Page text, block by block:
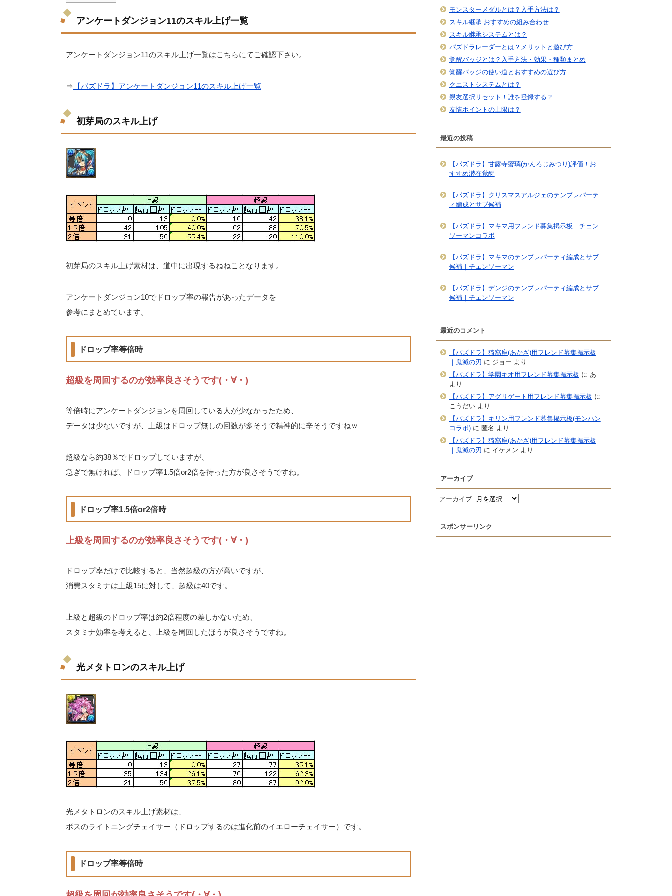
アンケートダンジョン11のスキル上げ一覧
アンケートダンジョン11のスキル上げ一覧はこちらにてご確認下さい。
⇒ 【パズドラ】アンケートダンジョン11のスキル上げ一覧
初芽局のスキル上げ
初芽局のスキル上げ素材は、道中に出現するねねことなります。
アンケートダンジョン10でドロップ率の報告があったデータを
参考にまとめています。
ドロップ率等倍時
超級を周回するのが効率良さそうです(・∀・)
等倍時にアンケートダンジョンを周回している人が少なかったため、
データは少ないですが、上級はドロップ無しの回数が多そうで精神的に辛そうですねｗ
超級なら約38％でドロップしていますが、
急ぎで無ければ、ドロップ率1.5倍or2倍を待った方が良さそうですね。
ドロップ率1.5倍or2倍時
上級を周回するのが効率良さそうです(・∀・)
ドロップ率だけで比較すると、当然超級の方が高いですが、
消費スタミナは上級15に対して、超級は40です。
上級と超級のドロップ率は約2倍程度の差しかないため、
スタミナ効率を考えると、上級を周回したほうが良さそうですね。
光メタトロンのスキル上げ
光メタトロンのスキル上げ素材は、
ボスのライトニングチェイサー（ドロップするのは進化前のイエローチェイサー）です。
ドロップ率等倍時
モンスターメダルとは？入手方法は？
スキル継承 おすすめの組み合わせ
スキル継承システムとは？
パズドラレーダーとは？メリットと遊び方
覚醒バッジとは？入手方法・効果・種類まとめ
覚醒バッジの使い道とおすすめの選び方
クエストシステムとは？
親友選択リセット！誰を登録する？
友情ポイントの上限は？
最近の投稿
【パズドラ】甘露寺蜜璃(かんろじみつり)評価！お
すすめ潜在覚醒
【パズドラ】クリスマスアルジェのテンプレパーテ
ィ編成とサブ候補
【パズドラ】マキマ用フレンド募集掲示板｜チェン
ソーマンコラボ
【パズドラ】マキマのテンプレパーティ編成とサブ
候補｜チェンソーマン
【パズドラ】デンジのテンプレパーティ編成とサブ
候補｜チェンソーマン
最近のコメント
【パズドラ】猗窩座(あかざ)用フレンド募集掲示板
｜鬼滅の刃 に ジョー より
【パズドラ】学園キオ用フレンド募集掲示板 に あ
より
【パズドラ】アグリゲート用フレンド募集掲示板 に
こうだいより
【パズドラ】キリン用フレンド募集掲示板(モンハン
コラボ)に 匿名 より
【パズドラ】猗窩座(あかざ)用フレンド募集掲示板
｜鬼滅の刃 に イケメン より
アーカイブ
アーカイブ
スポンサーリンク